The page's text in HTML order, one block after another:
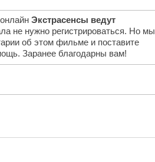
Экстрасенсы ведут
не нужно регистрироваться. Но мы
об этом фильме и поставите
Заранее благодарны вам!